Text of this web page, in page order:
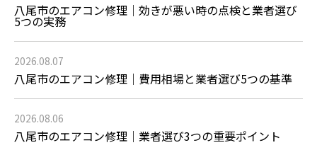
八尾市のエアコン修理｜効きが悪い時の点検と業者選び
5つの実務
2026.08.07
八尾市のエアコン修理｜費用相場と業者選び5つの基準
2026.08.06
八尾市のエアコン修理｜業者選び3つの重要ポイント